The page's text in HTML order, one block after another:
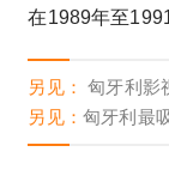
在1989年至
另见：匈牙利影
另见：匈牙利最